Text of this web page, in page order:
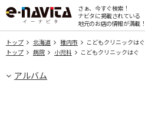
さぁ、今すぐ検索！
ナビタに掲載されている
地元のお店の情報が満載！
トップ 北海道 稚内市
こどもクリニックはぐ
トップ
病院 小児科 こどもクリニックはぐ
アルバム